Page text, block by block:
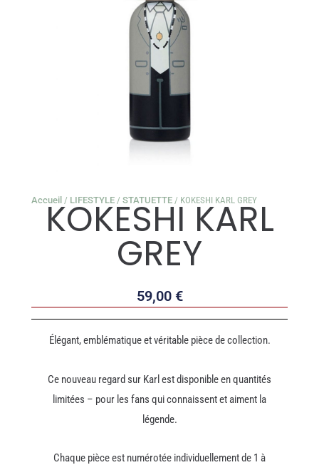
Accueil / LIFESTYLE /STATUETTE / KOKESHI KARL GREY
KOKESHI KARL
GREY
59,00 €
Élégant, emblématique et véritable pièce de collection.
Ce nouveau regard sur Karl est disponible en quantités
limitées – pour les fans qui connaissent et aiment la
légende.
Chaque pièce est numérotée individuellement de 1 à